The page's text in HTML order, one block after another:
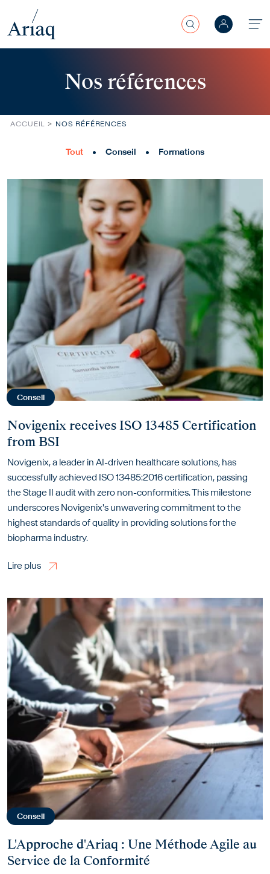
Nos références
ACCUEIL NOS RÉFÉRENCES
Tout Conseil Formations
Conseil
Novigenix receives ISO 13485 Certification
from BSI
Novigenix, a leader in AI-driven healthcare solutions, has
successfully achieved ISO 13485:2016 certification, passing
the Stage II audit with zero non-conformities. This milestone
underscores Novigenix's unwavering commitment to the
highest standards of quality in providing solutions for the
biopharma industry.
Lire plus
Conseil
L'Approche d'Ariaq : Une Méthode Agile au
Service de la Conformité